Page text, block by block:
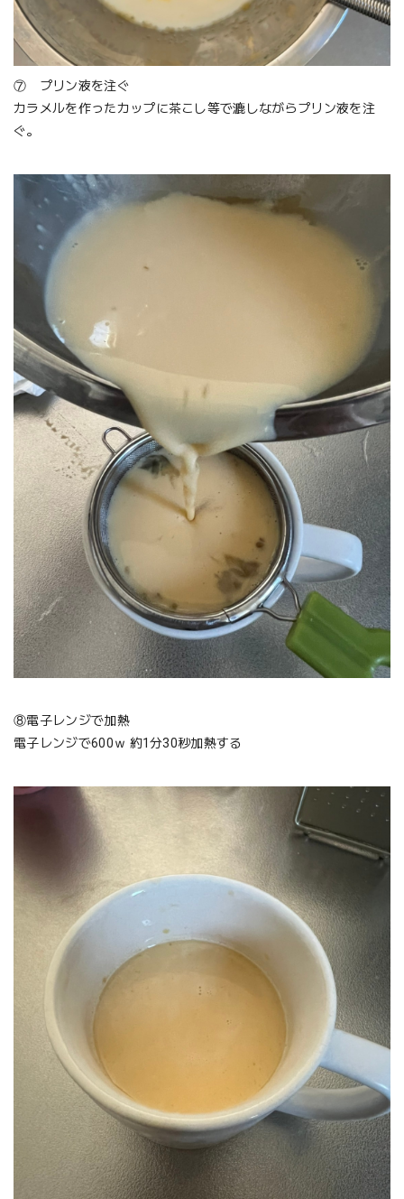
⑦ プリン液を注ぐ
カラメルを作ったカップに茶こし等で漉しながらプリン液を注
ぐ。
⑧電子レンジで加熱
電子レンジで600ｗ 約1分30秒加熱する